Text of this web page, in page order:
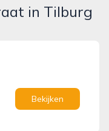
in Tilburg
Bekijken